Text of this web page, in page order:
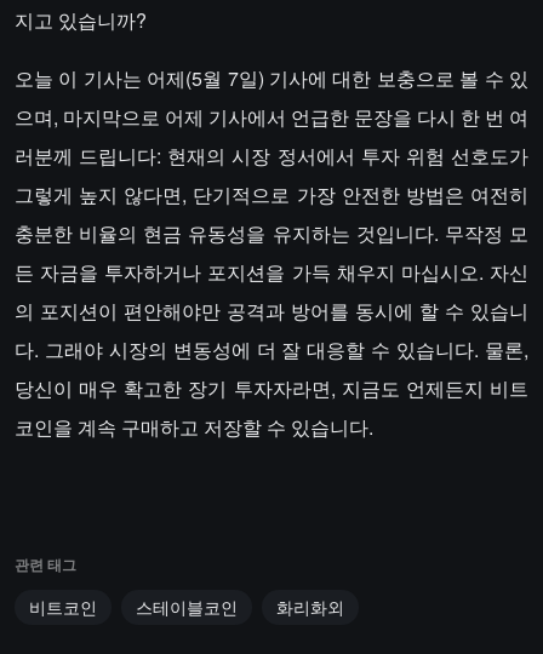
지고 있습니까?
오늘 이 기사는 어제(5월 7일) 기사에 대한 보충으로 볼 수 있
으며, 마지막으로 어제 기사에서 언급한 문장을 다시 한 번 여
러분께 드립니다: 현재의 시장 정서에서 투자 위험 선호도가
그렇게 높지 않다면, 단기적으로 가장 안전한 방법은 여전히
충분한 비율의 현금 유동성을 유지하는 것입니다. 무작정 모
든 자금을 투자하거나 포지션을 가득 채우지 마십시오. 자신
의 포지션이 편안해야만 공격과 방어를 동시에 할 수 있습니
다. 그래야 시장의 변동성에 더 잘 대응할 수 있습니다. 물론,
당신이 매우 확고한 장기 투자자라면, 지금도 언제든지 비트
코인을 계속 구매하고 저장할 수 있습니다.
관련 태그
비트코인 스테이블코인 화리화외